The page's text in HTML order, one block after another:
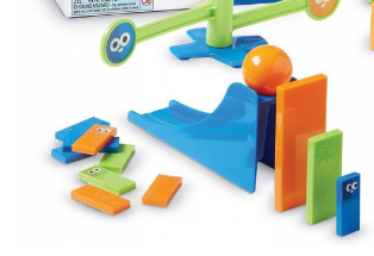
Jocuri experimente stiintifice
Casute copii
Jocuri inteligenta si memorie
Casute papusi
Jocuri dezvoltare emotionala
Carti metoda Montessori
Carti si culegeri cu exercitii
Cărți educative pentru copii